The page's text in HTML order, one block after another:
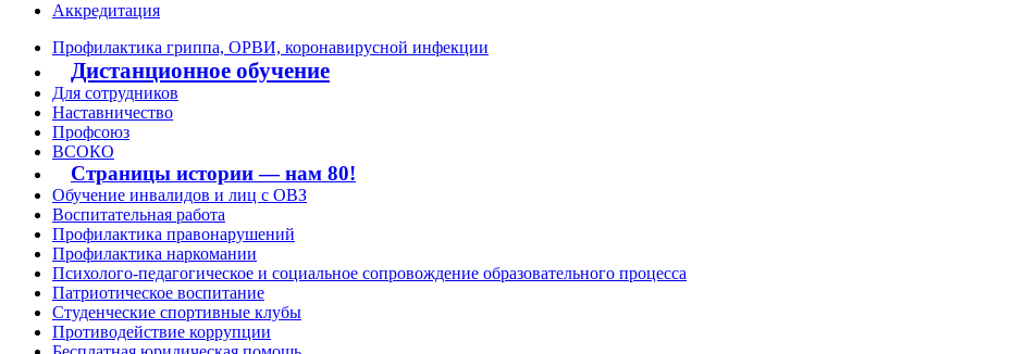
Аккредитация
Профилактика гриппа, ОРВИ, коронавирусной инфекции
Дистанционное обучение
Для сотрудников
Наставничество
Профсоюз
ВСОКО
Страницы истории — нам 80!
Обучение инвалидов и лиц с ОВЗ
Воспитательная работа
Профилактика правонарушений
Профилактика наркомании
Психолого-педагогическое и социальное сопровождение образовательного процесса
Патриотическое воспитание
Студенческие спортивные клубы
Противодействие коррупции